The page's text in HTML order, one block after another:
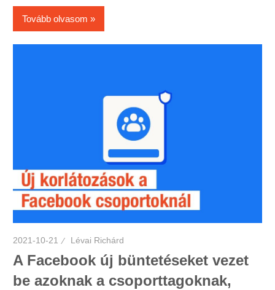
Tovább olvasom
2021-10-21 Lévai Richárd
A Facebook új büntetéseket vezet
be azoknak a csoporttagoknak,